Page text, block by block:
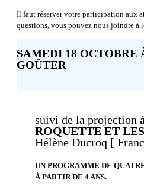
Il faut réserver votre participation aux
questions, vous pouvez nous joindre à
SAMEDI 18 OCTOBRE
GOÛTER
suivi de la projection
ROQUETTE ET
Hélène Ducroq [
UN PROGRAMME DE
À PARTIR DE 4 ANS.